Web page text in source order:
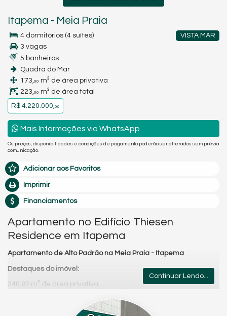
Itapema - Meia Praia
VISTA MAR
4 dormitórios (4 suítes)
3 vagas
5 banheiros
Quadra do Mar
173,00 m² de área privativa
223,00 m² de área total
R$ 4.220.000,00
Mais Informações via WhatsApp
Os preços, disponibilidades e condições de pagamento poderão ser alterados sem prévia
comunicação.
Adicionar aos Favoritos
Imprimir
Financiamentos
Apartamento no Edifício Thiesen
Residence em Itapema
Apartamento de Alto Padrão na Meia Praia - Itapema
Destaques do imóvel:
240,92 m² de área privativa;
Continuar Lendo...